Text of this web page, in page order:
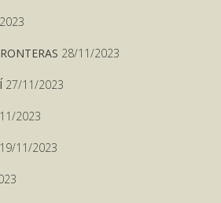
28/11/2023
27/11/2023
2023
19/11/2023